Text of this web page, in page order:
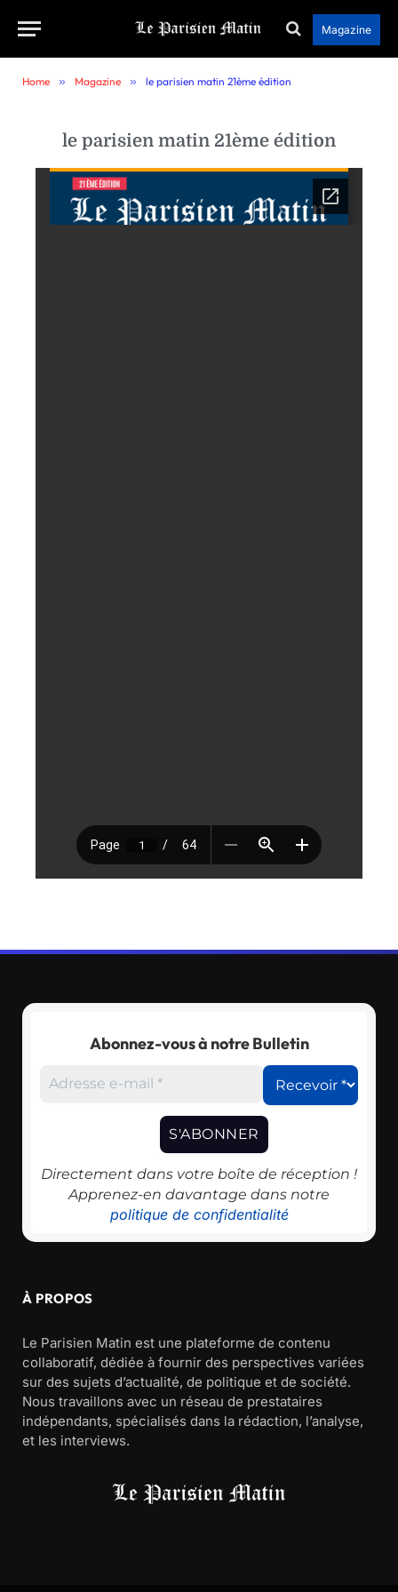
Magazine
Home » Magazine » le parisien matin 21ème édition
le parisien matin 21ème édition
Abonnez-vous à notre Bulletin
Directement dans votre boîte de réception !
Apprenez-en davantage dans notre
politique de confidentialité
À PROPOS
Le Parisien Matin est une plateforme de contenu
collaboratif, dédiée à fournir des perspectives variées
sur des sujets d’actualité, de politique et de société.
Nous travaillons avec un réseau de prestataires
indépendants, spécialisés dans la rédaction, l’analyse,
et les interviews.